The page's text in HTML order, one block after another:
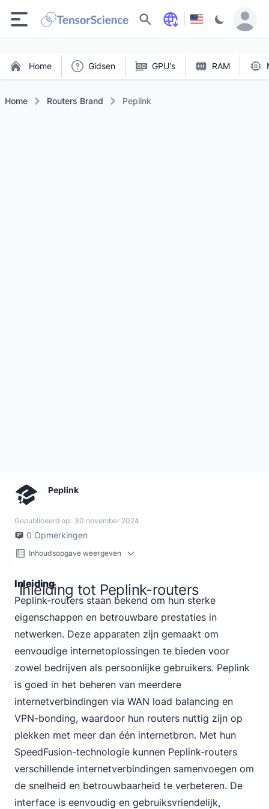
Zoeken
Home Gidsen GPU's RAM
Home Routers Brand Peplink
Peplink
Gepubliceerd op: 30 november 2024
0 Opmerkingen
Inhoudsopgave weergeven
Inleiding
Inleiding tot Peplink-routers
Peplink-routers staan bekend om hun sterke
eigenschappen en betrouwbare prestaties in
netwerken. Deze apparaten zijn gemaakt om
eenvoudige internetoplossingen te bieden voor
zowel bedrijven als persoonlijke gebruikers. Peplink
is goed in het beheren van meerdere
internetverbindingen via WAN load balancing en
VPN-bonding, waardoor hun routers nuttig zijn op
plekken met meer dan één internetbron. Met hun
SpeedFusion-technologie kunnen Peplink-routers
verschillende internetverbindingen samenvoegen om
de snelheid en betrouwbaarheid te verbeteren. De
interface is eenvoudig en gebruiksvriendelijk,